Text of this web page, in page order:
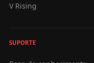
V Rising
SUPORTE